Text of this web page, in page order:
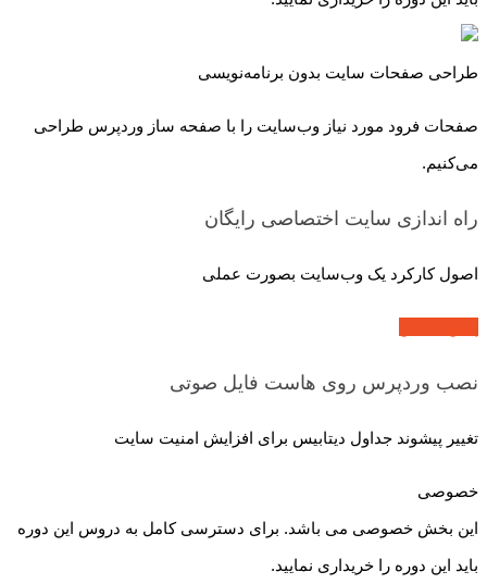
طراحی صفحات سایت بدون برنامه‌نویسی
صفحات فرود مورد نیاز وب‌سایت را با صفحه ساز وردپرس طراحی
می‌کنیم.
راه اندازی سایت اختصاصی رایگان
اصول کارکرد یک وب‌سایت بصورت عملی
نصب وردپرس روی هاست فایل صوتی
تغییر پیشوند جداول دیتابیس برای افزایش امنیت سایت
خصوصی
این بخش خصوصی می باشد. برای دسترسی کامل به دروس این دوره
باید این دوره را خریداری نمایید.